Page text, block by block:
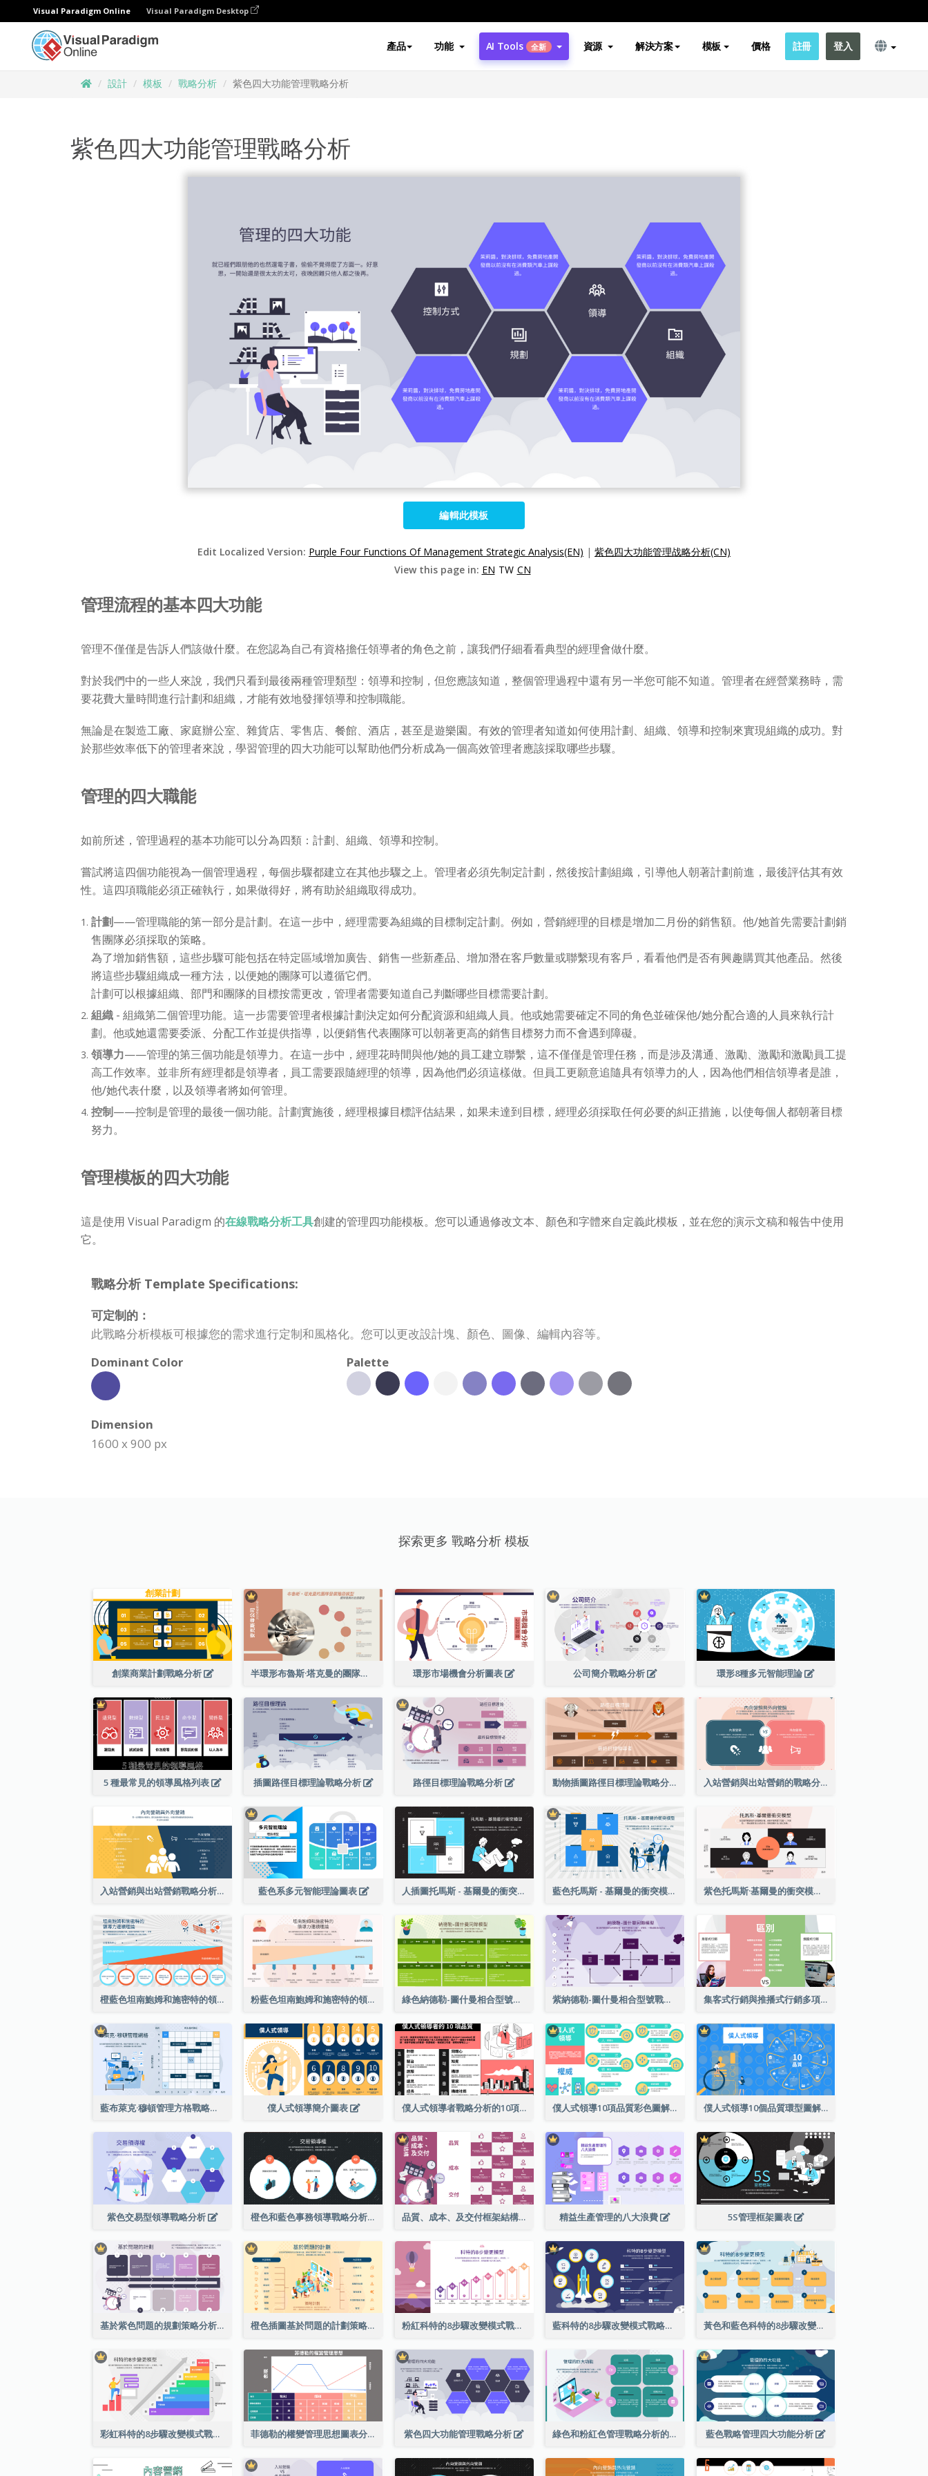
Visual Paradigm Online Visual Paradigm Desktop
產品 功能 AI Tools 全新 資源 解決方案 模板 價格 註冊 登入
設計 模板 戰略分析 紫色四大功能管理戰略分析
紫色四大功能管理戰略分析
編輯此模板
Edit Localized Version: Purple Four Functions Of Management Strategic Analysis(EN) | 紫色四大功能管理战略分析(CN)
View this page in: EN TW CN
管理流程的基本四大功能
管理不僅僅是告訴人們該做什麼。在您認為自己有資格擔任領導者的角色之前，讓我們仔細看看典型的經理會做什麼。
對於我們中的一些人來說，我們只看到最後兩種管理類型：領導和控制，但您應該知道，整個管理過程中還有另一半您可能不知道。管理者在經營業務時，需
要花費大量時間進行計劃和組織，才能有效地發揮領導和控制職能。
無論是在製造工廠、家庭辦公室、雜貨店、零售店、餐館、酒店，甚至是遊樂園。有效的管理者知道如何使用計劃、組織、領導和控制來實現組織的成功。對
於那些效率低下的管理者來說，學習管理的四大功能可以幫助他們分析成為一個高效管理者應該採取哪些步驟。
管理的四大職能
如前所述，管理過程的基本功能可以分為四類：計劃、組織、領導和控制。
嘗試將這四個功能視為一個管理過程，每個步驟都建立在其他步驟之上。管理者必須先制定計劃，然後按計劃組織，引導他人朝著計劃前進，最後評估其有效
性。這四項職能必須正確執行，如果做得好，將有助於組織取得成功。
計劃——管理職能的第一部分是計劃。在這一步中，經理需要為組織的目標制定計劃。例如，營銷經理的目標是增加二月份的銷售額。他/她首先需要計劃銷
售團隊必須採取的策略。
為了增加銷售額，這些步驟可能包括在特定區域增加廣告、銷售一些新產品、增加潛在客戶數量或聯繫現有客戶，看看他們是否有興趣購買其他產品。然後
將這些步驟組織成一種方法，以便她的團隊可以遵循它們。
計劃可以根據組織、部門和團隊的目標按需更改，管理者需要知道自己判斷哪些目標需要計劃。
組織 - 組織第二個管理功能。這一步需要管理者根據計劃決定如何分配資源和組織人員。他或她需要確定不同的角色並確保他/她分配合適的人員來執行計
劃。他或她還需要委派、分配工作並提供指導，以便銷售代表團隊可以朝著更高的銷售目標努力而不會遇到障礙。
領導力——管理的第三個功能是領導力。在這一步中，經理花時間與他/她的員工建立聯繫，這不僅僅是管理任務，而是涉及溝通、激勵、激勵和激勵員工提
高工作效率。並非所有經理都是領導者，員工需要跟隨經理的領導，因為他們必須這樣做。但員工更願意追隨具有領導力的人，因為他們相信領導者是誰，
他/她代表什麼，以及領導者將如何管理。
控制——控制是管理的最後一個功能。計劃實施後，經理根據目標評估結果，如果未達到目標，經理必須採取任何必要的糾正措施，以使每個人都朝著目標
努力。
管理模板的四大功能
這是使用 Visual Paradigm 的在線戰略分析工具創建的管理四功能模板。您可以通過修改文本、顏色和字體來自定義此模板，並在您的演示文稿和報告中使用
它。
戰略分析 Template Specifications:
可定制的：
此戰略分析模板可根據您的需求進行定制和風格化。您可以更改設計塊、顏色、圖像、編輯內容等。
Dominant Color
Palette
Dimension
1600 x 900 px
探索更多 戰略分析 模板
創業商業計劃戰略分析 半環形布魯斯·塔克曼的團隊發展階段模型圖表 環形市場機會分析圖表 公司簡介戰略分析 環形8種多元智能理論
5 種最常見的領導風格列表 插圖路徑目標理論戰略分析 路徑目標理論戰略分析 動物插圖路徑目標理論戰略分析 入站營銷與出站營銷的戰略分析
入站營銷與出站營銷戰略分析 藍色系多元智能理論圖表 人插圖托馬斯 - 基爾曼的衝突模型戰略分析 藍色托馬斯 - 基爾曼的衝突模型戰略分析 紫色托馬斯·基爾曼的衝突模型戰略分析
橙藍色坦南鮑姆和施密特的領導連續論戰略分析 粉藍色坦南鮑姆和施密特的領導連續論戰略分析 綠色納德勒-圖什曼相合型號戰略分析 紫納德勒-圖什曼相合型號戰略分析 集客式行銷與推播式行銷多項對比
藍布萊克·穆頓管理方格戰略分析 僕人式領導簡介圖表 僕人式領導者戰略分析的10項品質 僕人式領導10項品質彩色圖解 僕人式領導10個品質環型圖解
紫色交易型領導戰略分析 橙色和藍色事務領導戰略分析 品質、成本、及交付框架結構 精益生產管理的八大浪費 5S管理框架圖表
基於紫色問題的規劃策略分析 橙色插圖基於問題的計劃策略分析 粉紅科特的8步驟改變模式戰略分析 藍科特的8步驟改變模式戰略分析 黃色和藍色科特的8步驟改變模式戰略分析
彩虹科特的8步驟改變模式戰略分析 菲德勒的權變管理思想圖表分析 紫色四大功能管理戰略分析 綠色和粉紅色管理戰略分析的四個功能 藍色戰略管理四大功能分析